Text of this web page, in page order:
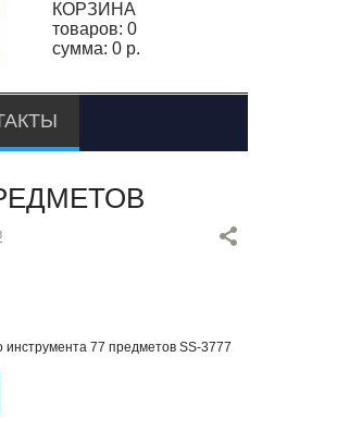
КОРЗИНА
товаров: 0
сумма: 0 р.
77 предметов SS-3777